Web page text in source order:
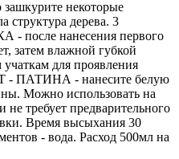
некоторые
структура дерева. 3
нанесения первого
затем влажной губкой
для проявления
- ПАТИНА - нанесите белую
Можно использовать на
не требует предварительного
Время высыхания 30
- вода. Расход 500мл на